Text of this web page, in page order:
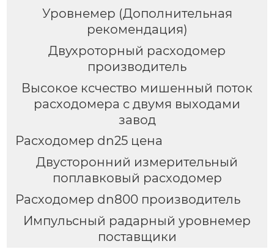
Уровнемер (Дополнительная
рекомендация)
Двухроторный расходомер
производитель
Высокое ксчество мишенный поток
расходомера с двумя выходами
завод
Расходомер dn25 цена
Двусторонний измерительный
поплавковый расходомер
Расходомер dn800 производитель
Импульсный радарный уровнемер
поставщики